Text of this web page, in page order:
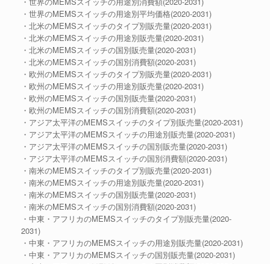
・世界のMEMSスイッチの用途別平均価格(2020-2031)
・北米のMEMSスイッチのタイプ別販売量(2020-2031)
・北米のMEMSスイッチの用途別販売量(2020-2031)
・北米のMEMSスイッチの国別販売量(2020-2031)
・北米のMEMSスイッチの国別消費額(2020-2031)
・欧州のMEMSスイッチのタイプ別販売量(2020-2031)
・欧州のMEMSスイッチの用途別販売量(2020-2031)
・欧州のMEMSスイッチの国別販売量(2020-2031)
・欧州のMEMSスイッチの国別消費額(2020-2031)
・アジア太平洋のMEMSスイッチのタイプ別販売量(2020-2031)
・アジア太平洋のMEMSスイッチの用途別販売量(2020-2031)
・アジア太平洋のMEMSスイッチの国別販売量(2020-2031)
・アジア太平洋のMEMSスイッチの国別消費額(2020-2031)
・南米のMEMSスイッチのタイプ別販売量(2020-2031)
・南米のMEMSスイッチの用途別販売量(2020-2031)
・南米のMEMSスイッチの国別販売量(2020-2031)
・南米のMEMSスイッチの国別消費額(2020-2031)
・中東・アフリカのMEMSスイッチのタイプ別販売量(2020-
2031)
・中東・アフリカのMEMSスイッチの用途別販売量(2020-2031)
・中東・アフリカのMEMSスイッチの国別販売量(2020-2031)